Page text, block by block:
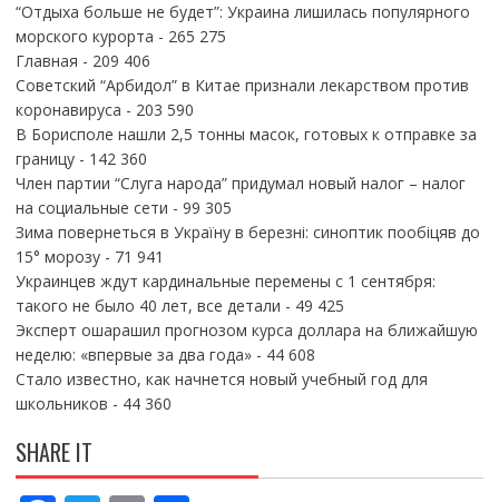
“Отдыха больше не будет”: Украина лишилась популярного
морского курорта - 265 275
Главная - 209 406
Советский “Арбидол” в Китае признали лекарством против
коронавируса - 203 590
В Борисполе нашли 2,5 тонны масок, готовых к отправке за
границу- 142 360
Член партии “Слуга народа” придумал новый налог – налог
на социальные сети - 99 305
Зима повернеться в Україну в березні: синоптик пообіцяв до
15° морозу- 71 941
Украинцев ждут кардинальные перемены с 1 сентября:
такого не было 40 лет, все детали - 49 425
Эксперт ошарашил прогнозом курса доллара на ближайшую
неделю: «впервые за два года»- 44 608
Стало известно, как начнется новый учебный год для
школьников - 44 360
SHARE IT